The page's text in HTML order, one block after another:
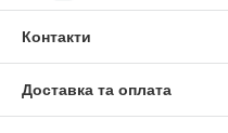
Контакти
Доставка та оплата